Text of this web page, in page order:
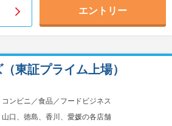
エントリー
ンビニ／食品／フードビジネス
口、徳島、香川、愛媛の各店舗
東証プライム上場）